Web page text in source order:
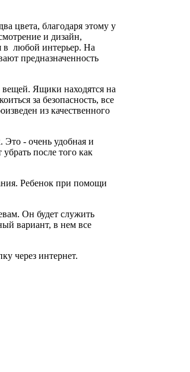
цвета, благодаря этому у
и дизайн,
в любой интерьер. На
предназначенность
Ящики находятся на
за безопасность, все
из качественного
Это - очень удобная и
после того как
Ребенок при помощи
Он будет служить
вариант, в нем все
через интернет.